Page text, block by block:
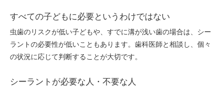
すべての子どもに必要というわけではない
虫歯のリスクが低い子どもや、すでに溝が浅い歯の場合は、シー
ラントの必要性が低いこともあります。歯科医師と相談し、個々
の状況に応じて判断することが大切です。
シーラントが必要な人・不要な人